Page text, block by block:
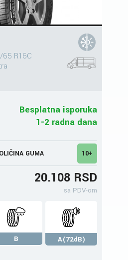
65 R16C
Besplatna isporuka
1-2 radna dana
GUMA 10+
20.108 RSD
sa PDV-om
B
A(72dB)